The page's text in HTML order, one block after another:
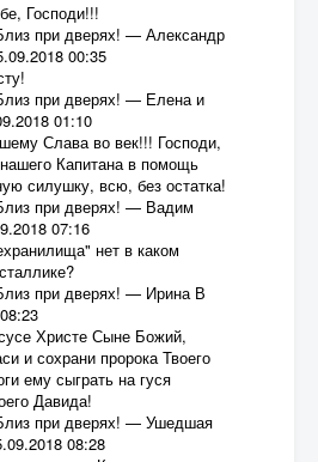
Господи!!!
при дверях! — Александр
00:35
при дверях! — Елена и
01:10
Слава во век!!! Господи,
Капитана в помощь
силушку, всю, без остатка!
при дверях! — Вадим
07:16
нет в каком
при дверях! — Ирина В
Христе Сыне Божий,
и сохрани пророка Твоего
ему сыграть на гуся
Давида!
при дверях! — Ушедшая
08:28